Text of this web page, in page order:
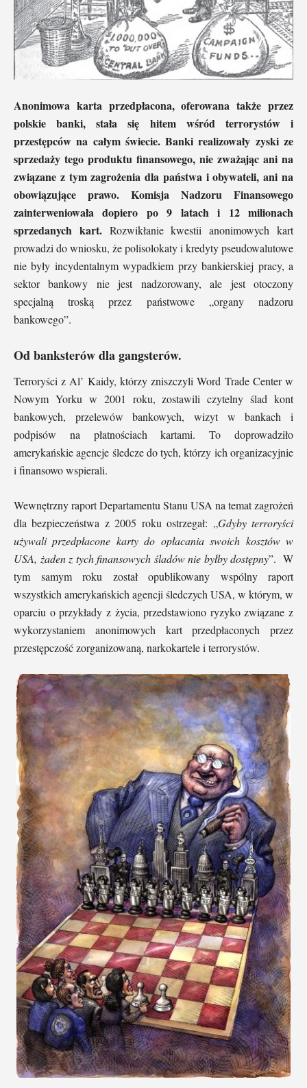
Anonimowa karta przedpłacona, oferowana także przez
polskie banki, stała się hitem wśród terrorystów i
przestępców na całym świecie. Banki realizowały zyski ze
sprzedaży tego produktu finansowego, nie zważając ani na
związane z tym zagrożenia dla państwa i obywateli, ani na
obowiązujące prawo. Komisja Nadzoru Finansowego
zainterweniowała dopiero po 9 latach i 12 milionach
sprzedanych kart.Rozwikłanie kwestii anonimowych kart
prowadzi do wniosku, że polisolokaty i kredyty pseudowalutowe
nie były incydentalnym wypadkiem przy bankierskiej pracy, a
sektor bankowy nie jest nadzorowany, ale jest otoczony
specjalną troską przez państwowe „organy nadzoru
bankowego”.
Od banksterów dla gangsterów.
Terroryści z Al’ Kaidy, którzy zniszczyli Word Trade Center w
Nowym Yorku w 2001 roku, zostawili czytelny ślad kont
bankowych, przelewów bankowych, wizyt w bankach i
podpisów na płatnościach kartami. To doprowadziło
amerykańskie agencje śledcze do tych, którzy ich organizacyjnie
i finansowo wspierali.
Wewnętrzny raport Departamentu Stanu USA na temat zagrożeń
dla bezpieczeństwa z 2005 roku ostrzegał: „Gdyby terroryści
używali przedpłacone karty do opłacania swoich kosztów w
USA, żaden z tych finansowych śladów nie byłby dostępny”. W
tym samym roku został opublikowany wspólny raport
wszystkich amerykańskich agencji śledczych USA, w którym, w
oparciu o przykłady z życia, przedstawiono ryzyko związane z
wykorzystaniem anonimowych kart przedpłaconych przez
przestępczość zorganizowaną, narkokartele i terrorystów.